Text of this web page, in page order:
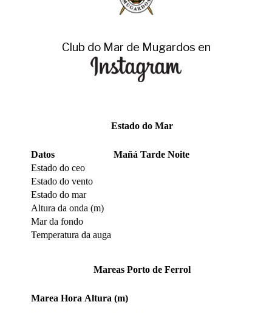
Club do Mar de Mugardos en